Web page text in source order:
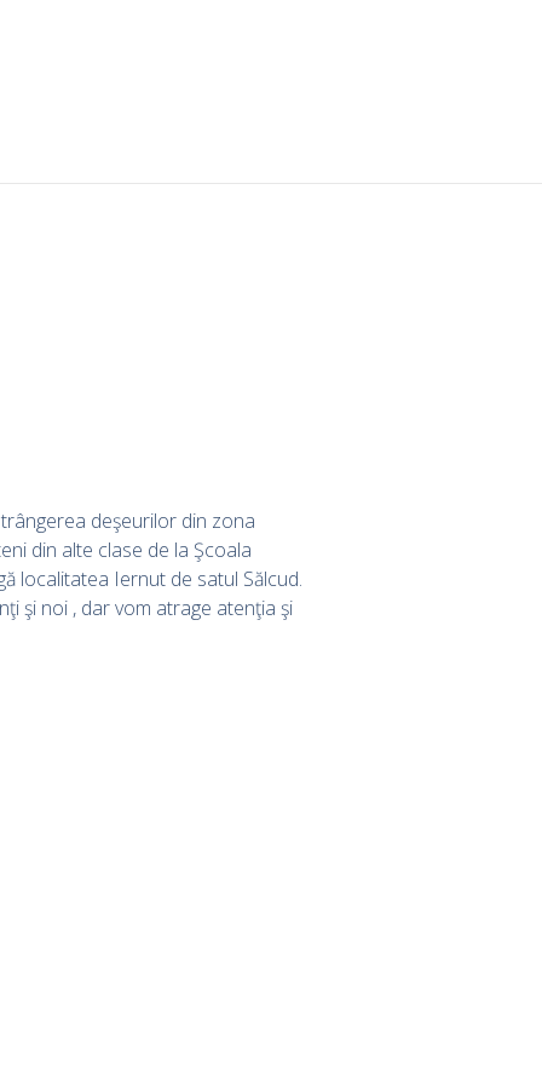
deşeurilor din zona
din alte clase de la Şcoala
localitatea Iernut de satul Sălcud.
şi noi , dar vom atrage atenţia şi